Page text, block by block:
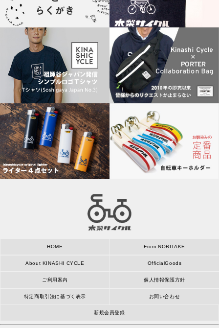
HOME From NORITAKE
About KINASHI CYCLE OfficialGoods
ご利用案内 個人情報保護方針
特定商取引法に基づく表示 お問い合わせ
新規会員登録